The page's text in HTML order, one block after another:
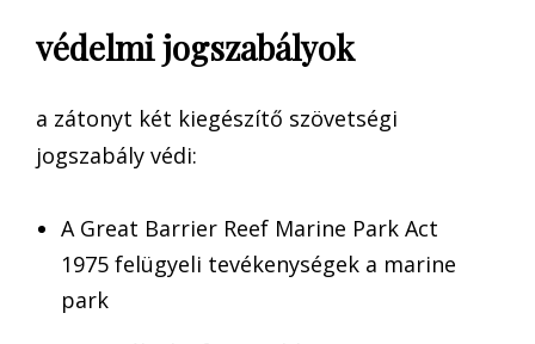
védelmi jogszabályok
a zátonyt két kiegészítő szövetségi
jogszabály védi:
A Great Barrier Reef Marine Park Act
1975 felügyeli tevékenységek a marine
park